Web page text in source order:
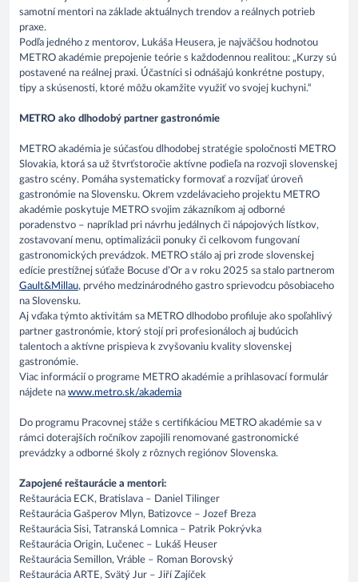
samotní mentori na základe aktuálnych trendov a reálnych potrieb
praxe.
Podľa jedného z mentorov, Lukáša Heusera, je najväčšou hodnotou
METRO akadémie prepojenie teórie s každodennou realitou: „Kurzy sú
postavené na reálnej praxi. Účastníci si odnášajú konkrétne postupy,
tipy a skúsenosti, ktoré môžu okamžite využiť vo svojej kuchyni.“
METRO ako dlhodobý partner gastronómie
METRO akadémia je súčasťou dlhodobej stratégie spoločnosti METRO
Slovakia, ktorá sa už štvrťstoročie aktívne podieľa na rozvoji slovenskej
gastro scény. Pomáha systematicky formovať a rozvíjať úroveň
gastronómie na Slovensku. Okrem vzdelávacieho projektu METRO
akadémie poskytuje METRO svojim zákazníkom aj odborné
poradenstvo – napríklad pri návrhu jedálnych či nápojových lístkov,
zostavovaní menu, optimalizácii ponuky či celkovom fungovaní
gastronomických prevádzok. METRO stálo aj pri zrode slovenskej
edície prestížnej súťaže Bocuse d’Or a v roku 2025 sa stalo partnerom
Gault&Millau, prvého medzinárodného gastro sprievodcu pôsobiaceho
na Slovensku.
Aj vďaka týmto aktivitám sa METRO dlhodobo profiluje ako spoľahlivý
partner gastronómie, ktorý stojí pri profesionáloch aj budúcich
talentoch a aktívne prispieva k zvyšovaniu kvality slovenskej
gastronómie.
Viac informácií o programe METRO akadémie a prihlasovací formulár
nájdete na www.metro.sk/akademia
Do programu Pracovnej stáže s certifikáciou METRO akadémie sa v
rámci doterajších ročníkov zapojili renomované gastronomické
prevádzky a odborné školy z rôznych regiónov Slovenska.
Zapojené reštaurácie a mentori:
Reštaurácia ECK, Bratislava – Daniel Tilinger
Reštaurácia Gašperov Mlyn, Batizovce – Jozef Breza
Reštaurácia Sisi, Tatranská Lomnica – Patrik Pokrývka
Reštaurácia Origin, Lučenec – Lukáš Heuser
Reštaurácia Semillon, Vráble – Roman Borovský
Reštaurácia ARTE, Svätý Jur – Jiří Zajíček